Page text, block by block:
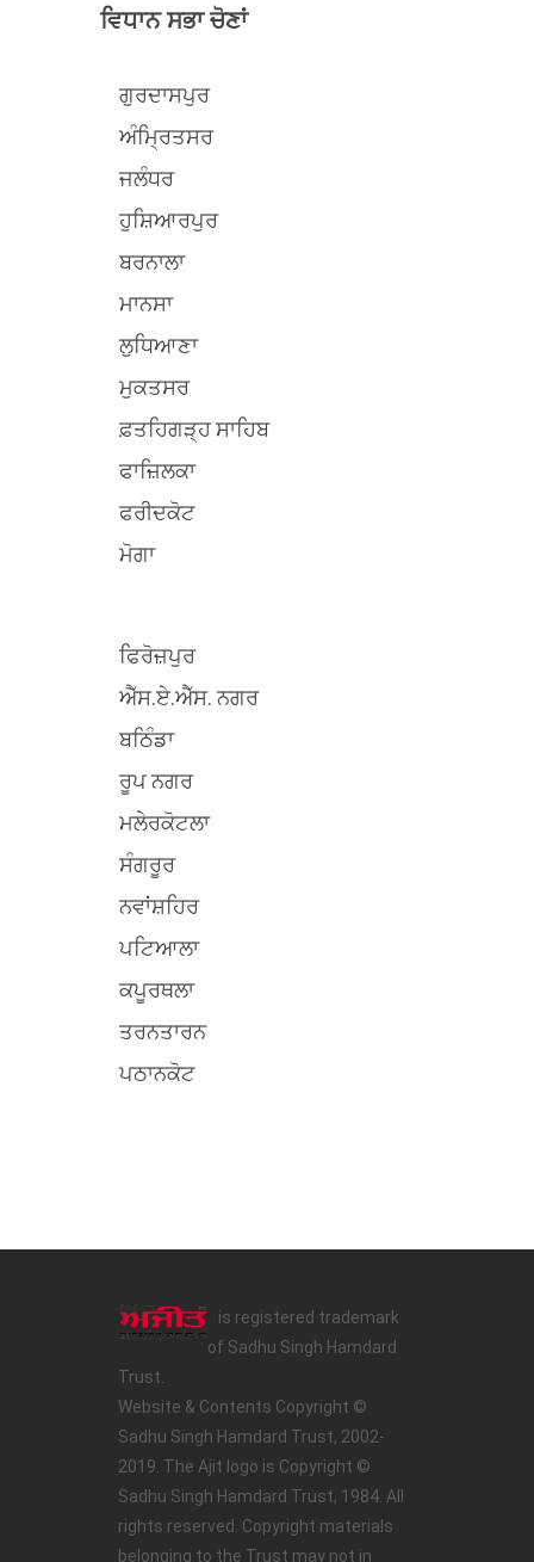
ਵਿਧਾਨ ਸਭਾ ਚੋਣਾਂ
ਗੁਰਦਾਸਪੁਰ
ਅੰਮ੍ਰਿਤਸਰ
ਜਲੰਧਰ
ਹੁਸ਼ਿਆਰਪੁਰ
ਬਰਨਾਲਾ
ਮਾਨਸਾ
ਲੁਧਿਆਣਾ
ਮੁਕਤਸਰ
ਫ਼ਤਹਿਗੜ੍ਹ ਸਾਹਿਬ
ਫਾਜ਼ਿਲਕਾ
ਫਰੀਦਕੋਟ
ਮੋਗਾ
ਫਿਰੋਜ਼ਪੁਰ
ਐੱਸ.ਏ.ਐੱਸ. ਨਗਰ
ਬਠਿੰਡਾ
ਰੂਪ ਨਗਰ
ਮਲੇਰਕੋਟਲਾ
ਸੰਗਰੂਰ
ਨਵਾਂਸ਼ਹਿਰ
ਪਟਿਆਲਾ
ਕਪੂਰਥਲਾ
ਤਰਨਤਾਰਨ
ਪਠਾਨਕੋਟ
is registered trademark
of Sadhu Singh Hamdard
Trust.
Website & Contents Copyright ©
Sadhu Singh Hamdard Trust, 2002-
2019. The Ajit logo is Copyright ©
Sadhu Singh Hamdard Trust, 1984. All
rights reserved. Copyright materials
belonging to the Trust may not in